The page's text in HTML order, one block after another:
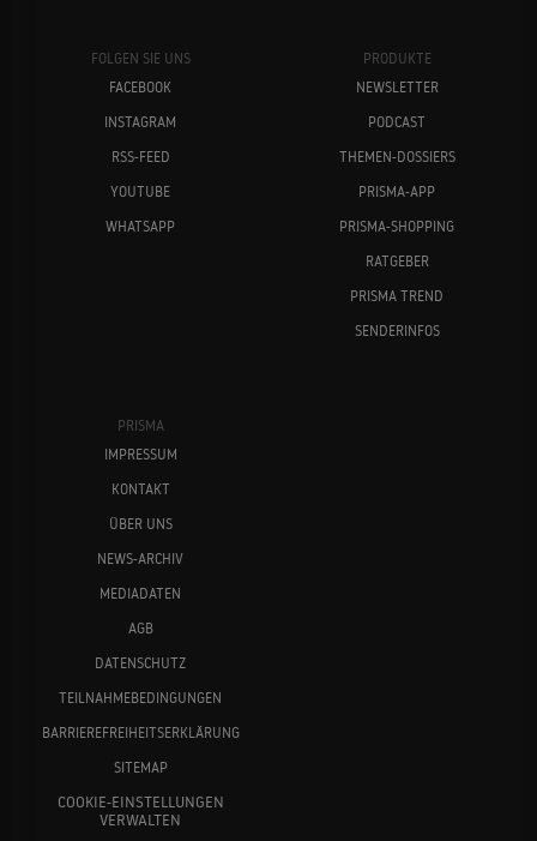
FOLGEN SIE UNS
FACEBOOK
INSTAGRAM
RSS-FEED
YOUTUBE
WHATSAPP
PRODUKTE
NEWSLETTER
PODCAST
THEMEN-DOSSIERS
PRISMA-APP
PRISMA-SHOPPING
RATGEBER
PRISMA TREND
SENDERINFOS
PRISMA
IMPRESSUM
KONTAKT
ÜBER UNS
NEWS-ARCHIV
MEDIADATEN
AGB
DATENSCHUTZ
TEILNAHMEBEDINGUNGEN
BARRIEREFREIHEITSERKLÄRUNG
SITEMAP
COOKIE-EINSTELLUNGEN
VERWALTEN